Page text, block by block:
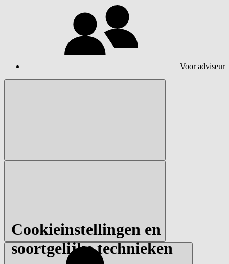
Voor adviseur
Cookieinstellingen en
soortgelijke technieken